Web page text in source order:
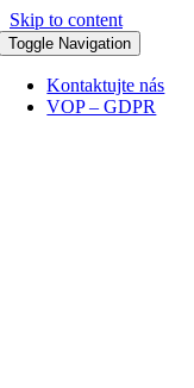
Skip to content
Toggle Navigation
Kontaktujte nás
VOP – GDPR